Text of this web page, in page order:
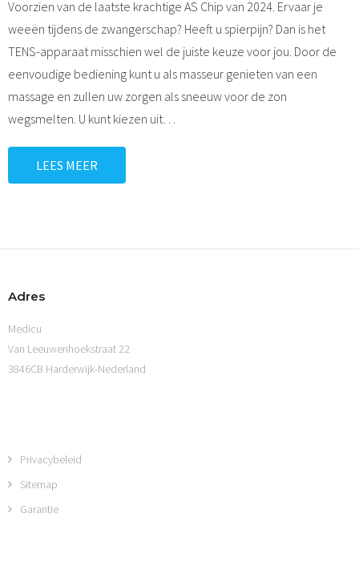
Sitemap
0 items € 0,00
Voorzien van de laatste krachtige AS Chip van 2024. Ervaar je
weeën tijdens de zwangerschap? Heeft u spierpijn? Dan is het
TENS-apparaat misschien wel de juiste keuze voor jou. Door de
eenvoudige bediening kunt u als masseur genieten van een
massage en zullen uw zorgen als sneeuw voor de zon
wegsmelten. U kunt kiezen uit…
LEES MEER
Adres
Medicu
Van Leeuwenhoekstraat 22
3846CB Harderwijk-Nederland
Privacybeleid
Sitemap
Garantie